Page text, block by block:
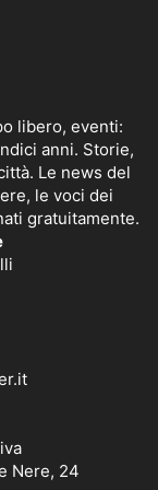
libero, eventi:
anni. Storie,
Le news del
le voci dei
gratuitamente.
Nere, 24